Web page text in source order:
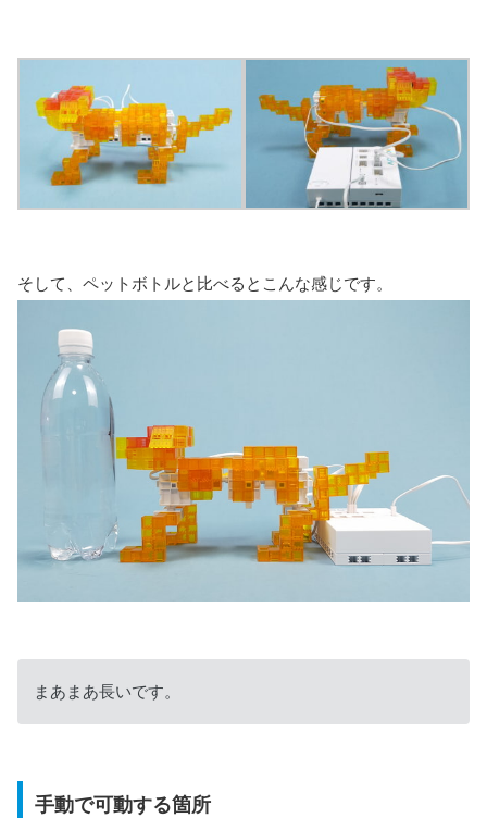
そして、ペットボトルと比べるとこんな感じです。
まあまあ長いです。
手動で可動する箇所